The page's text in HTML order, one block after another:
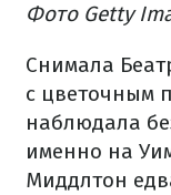
Фото Getty
Снимала
с цветочным
наблюдала
именно на
Миддлтон